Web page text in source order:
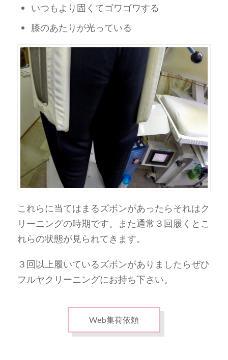
いつもより固くてゴワゴワする
膝のあたりが光っている
これらに当てはまるズボンがあったらそれはク
リーニングの時期です。また通常３回履くとこ
れらの状態が見られてきます。
３回以上履いているズボンがありましたらぜひ
フルヤクリーニングにお持ち下さい。
Web集荷依頼